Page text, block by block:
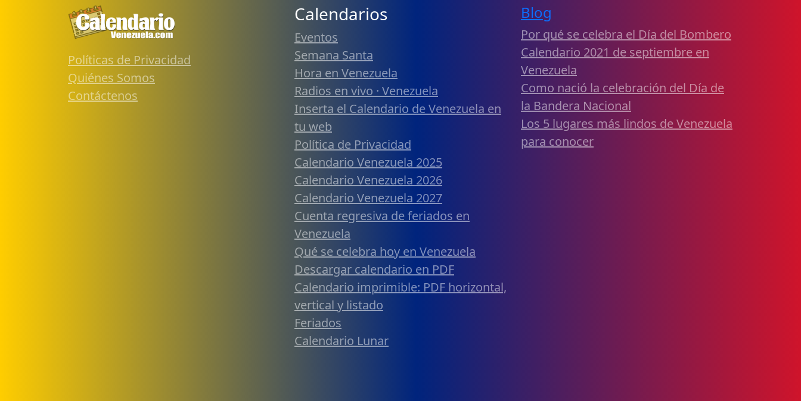
Políticas de Privacidad
Quiénes Somos
Contáctenos
Calendarios
Eventos
Semana Santa
Hora en Venezuela
Radios en vivo · Venezuela
Inserta el Calendario de Venezuela en
tu web
Política de Privacidad
Calendario Venezuela 2025
Calendario Venezuela 2026
Calendario Venezuela 2027
Cuenta regresiva de feriados en
Venezuela
Qué se celebra hoy en Venezuela
Descargar calendario en PDF
Calendario imprimible: PDF horizontal,
vertical y listado
Feriados
Calendario Lunar
Blog
Por qué se celebra el Día del Bombero
Calendario 2021 de septiembre en
Venezuela
Como nació la celebración del Día de
la Bandera Nacional
Los 5 lugares más lindos de Venezuela
para conocer